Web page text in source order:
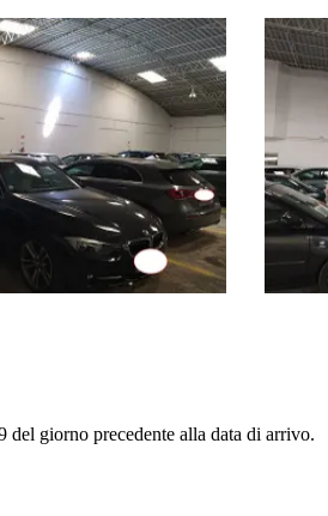
del giorno precedente alla data di arrivo.